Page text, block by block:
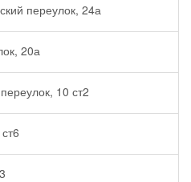
переулок, 24а
20а
10 ст2